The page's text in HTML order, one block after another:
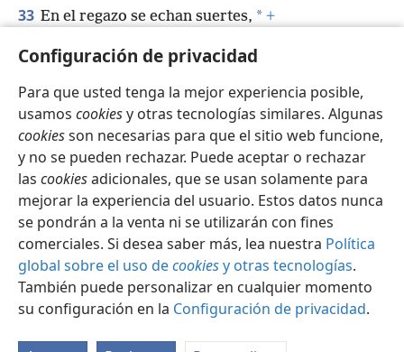
Configuración de privacidad
Para que usted tenga la mejor experiencia posible,
usamos cookiesy otras tecnologías similares. Algunas
cookiesson necesarias para que el sitio web funcione,
y no se pueden rechazar. Puede aceptar o rechazar
las cookiesadicionales, que se usan solamente para
mejorar la experiencia del usuario. Estos datos nunca
se pondrán a la venta ni se utilizarán con fines
comerciales. Si desea saber más, lea nuestra Política
global sobre el uso decookiesy otras tecnologías.
También puede personalizar en cualquier momento
su configuración en la Configuración de privacidad.
33 En el regazo se echan suertes, * +
viene de Jehová. +
Español Compartir Configuración
Copyright © 2026 Watch Tower Bible and Tract Society of Pennsylvania
Condiciones de uso
Política de privacidad
Configuración de privacidad
JW.ORG Iniciar sesión